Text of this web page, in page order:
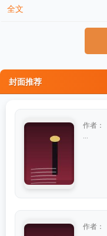
全文
封面推荐
作者：
作者：